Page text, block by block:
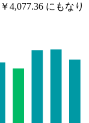
4,077.36 にもなり